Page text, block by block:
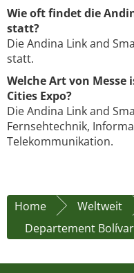
Wie oft findet die
statt?
Die Andina Link and
statt.
Welche Art von
Cities Expo?
Die Andina Link and
Fernsehtechnik,
Telekommunikation.
Home Weltweit
Departement Bolívar